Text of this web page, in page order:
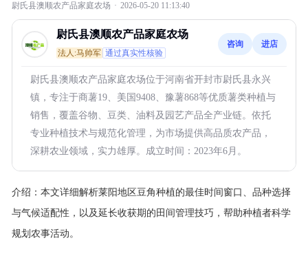
尉氏县澳顺农产品家庭农场 · 2026-05-20 11:13:40
尉氏县澳顺农产品家庭农场
法人:马帅军 通过真实性核验
咨询 进店
尉氏县澳顺农产品家庭农场位于河南省开封市尉氏县永兴
镇，专注于商薯19、美国9408、豫薯868等优质薯类种植与
销售，覆盖谷物、豆类、油料及园艺产品全产业链。依托
专业种植技术与规范化管理，为市场提供高品质农产品，
深耕农业领域，实力雄厚。成立时间：2023年6月。
介绍： 本文详细解析莱阳地区豆角种植的最佳时间窗口、品种选择
与气候适配性，以及延长收获期的田间管理技巧，帮助种植者科学
规划农事活动。